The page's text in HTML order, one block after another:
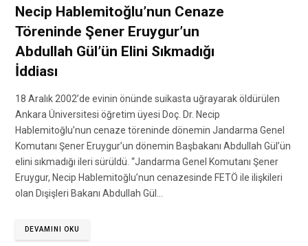
Necip Hablemitoğlu’nun Cenaze
Töreninde Şener Eruygur’un
Abdullah Gül’ün Elini Sıkmadığı
İddiası
18 Aralık 2002’de evinin önünde suikasta uğrayarak öldürülen
Ankara Üniversitesi öğretim üyesi Doç. Dr. Necip
Hablemitoğlu’nun cenaze töreninde dönemin Jandarma Genel
Komutanı Şener Eruygur’un dönemin Başbakanı Abdullah Gül’ün
elini sıkmadığı ileri sürüldü. “Jandarma Genel Komutanı Şener
Eruygur, Necip Hablemitoğlu’nun cenazesinde FETÖ ile ilişkileri
olan Dışişleri Bakanı Abdullah Gül…
DEVAMINI OKU